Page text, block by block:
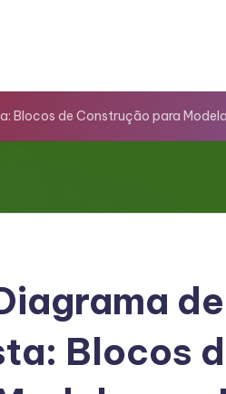
Blocos de Construção para
de
Blocos